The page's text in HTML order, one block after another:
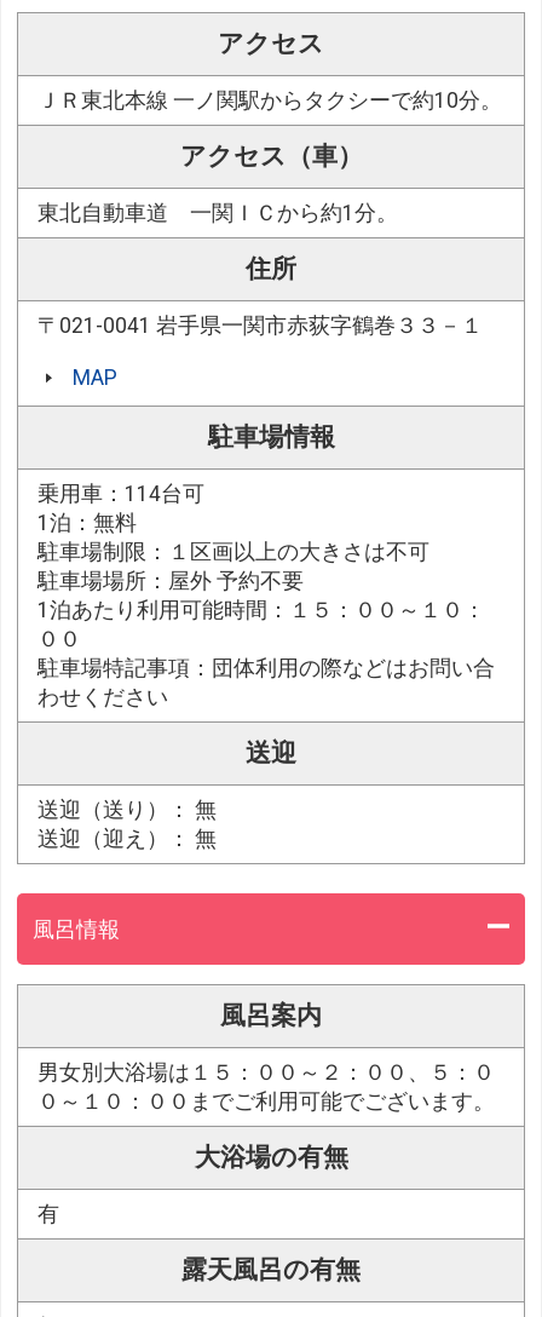
アクセス
ＪＲ東北本線 一ノ関駅からタクシーで約10分。
アクセス（車）
東北自動車道 一関ＩＣから約1分。
住所
〒021-0041 岩手県一関市赤荻字鶴巻３３－１
MAP
駐車場情報
乗用車：114台可
1泊：無料
駐車場制限：１区画以上の大きさは不可
駐車場場所：屋外 予約不要
1泊あたり利用可能時間：１５：００～１０：
００
駐車場特記事項：団体利用の際などはお問い合
わせください
送迎
送迎（送り）： 無
送迎（迎え）： 無
風呂情報
風呂案内
男女別大浴場は１５：００～２：００、５：０
０～１０：００までご利用可能でございます。
大浴場の有無
有
露天風呂の有無